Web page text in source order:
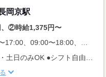
岡京駅
②時給1,375円〜